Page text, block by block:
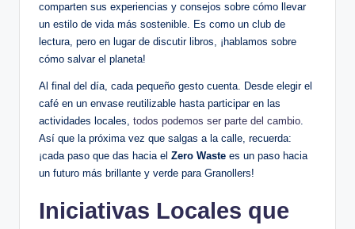
comparten sus experiencias y consejos sobre cómo llevar
un estilo de vida más sostenible. Es como un club de
lectura, pero en lugar de discutir libros, ¡hablamos sobre
cómo salvar el planeta!
Al final del día, cada pequeño gesto cuenta. Desde elegir el
café en un envase reutilizable hasta participar en las
actividades locales, todos podemos ser parte del cambio.
Así que la próxima vez que salgas a la calle, recuerda:
¡cada paso que das hacia el Zero Waste es un paso hacia
un futuro más brillante y verde para Granollers!
Iniciativas Locales que